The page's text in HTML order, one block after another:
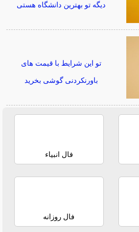
دیگه تو بهترین دانشگاه هستی
تو این شرایط با قیمت های
باورنکردنی گوشی بخرید
فال انبیاء
فال روزانه